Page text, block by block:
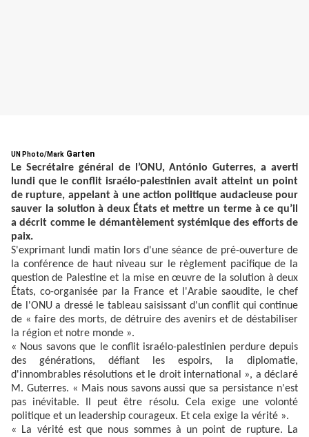
UN Photo/Mark Garten
Le Secrétaire général de l’ONU, António Guterres, a averti
lundi que le conflit israélo-palestinien avait atteint un point
de rupture, appelant à une action politique audacieuse pour
sauver la solution à deux États et mettre un terme à ce qu’il
a décrit comme le démantèlement systémique des efforts de
paix.
S'exprimant lundi matin lors d'une séance de pré-ouverture de
la conférence de haut niveau sur le règlement pacifique de la
question de Palestine et la mise en œuvre de la solution à deux
États, co-organisée par la France et l'Arabie saoudite, le chef
de l'ONU a dressé le tableau saisissant d'un conflit qui continue
de « faire des morts, de détruire des avenirs et de déstabiliser
la région et notre monde ».
« Nous savons que le conflit israélo-palestinien perdure depuis
des générations, défiant les espoirs, la diplomatie,
d'innombrables résolutions et le droit international », a déclaré
M. Guterres. « Mais nous savons aussi que sa persistance n'est
pas inévitable. Il peut être résolu. Cela exige une volonté
politique et un leadership courageux. Et cela exige la vérité ».
« La vérité est que nous sommes à un point de rupture. La